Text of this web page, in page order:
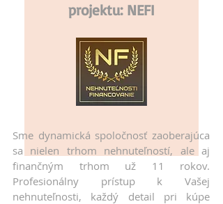
projektu: NEFI
Sme dynamická spoločnosť zaoberajúca
sa nielen trhom nehnuteľností, ale aj
finančným trhom už 11 rokov.
Profesionálny prístup k Vašej
nehnuteľnosti, každý detail pri kúpe